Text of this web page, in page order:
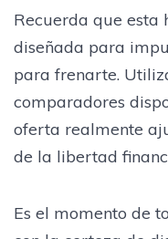
Recuerda que esta
diseñada para
para frenarte.
comparadores
oferta realmente
de la libertad
Es el momento de